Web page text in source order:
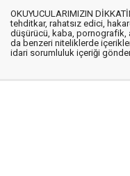
OKUYUCULARIMIZIN
tehditkar, rahatsız edici,
düşürücü, kaba, pornografik,
da benzeri niteliklerde
idari sorumluluk içeriği